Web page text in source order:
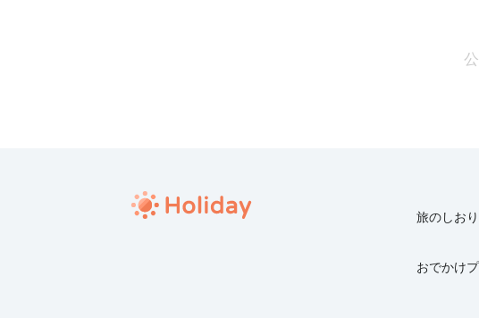
旅のしおり
おでかけ